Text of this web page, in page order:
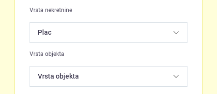
Vrsta nekretnine
Vrsta objekta